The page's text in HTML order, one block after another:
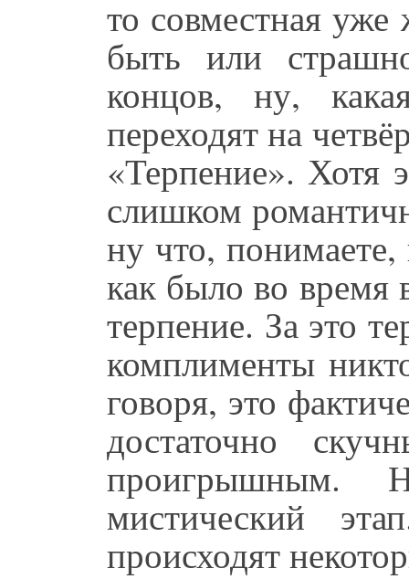
то совместная
быть или
концов, ну,
переходят на
«Терпение». Хотя
слишком
ну что, понимаете,
как было во время
терпение. За это
комплименты
говоря, это
достаточно
мистический
происходят